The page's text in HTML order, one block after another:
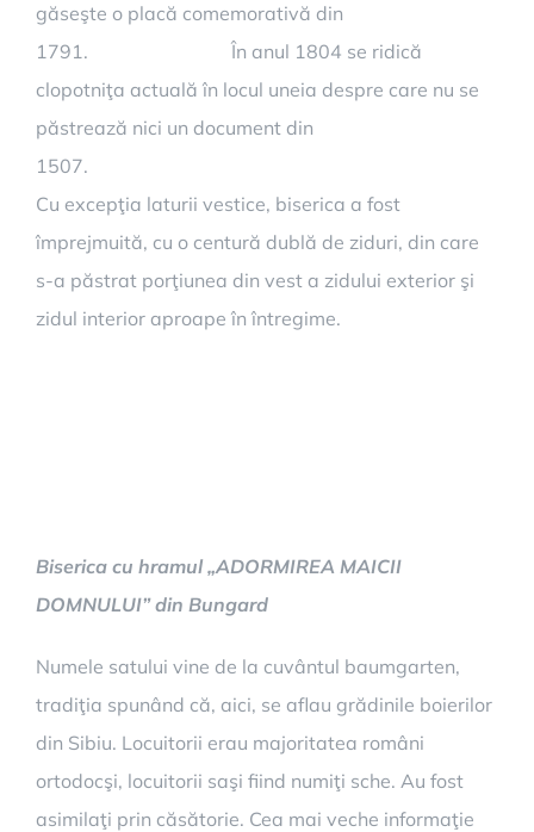
găseşte o placă comemorativă din
1791. În anul 1804 se ridică
clopotniţa actuală în locul uneia despre care nu se
păstrează nici un document din
Cu excepţia laturii vestice, biserica a fost
împrejmuită, cu o centură dublă de ziduri, din care
s-a păstrat porţiunea din vest a zidului exterior şi
zidul interior aproape în întregime.
Biserica cu hramul „ADORMIREA MAICII
DOMNULUI” din Bungard
Numele satului vine de la cuvântul baumgarten,
tradiţia spunând că, aici, se aflau grădinile boierilor
din Sibiu. Locuitorii erau majoritatea români
ortodocşi, locuitorii saşi fiind numiţi sche. Au fost
asimilaţi prin căsătorie. Cea mai veche informaţie